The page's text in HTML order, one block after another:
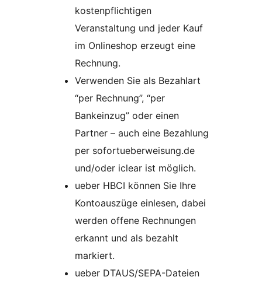
kostenpflichtigen
Veranstaltung und jeder Kauf
im Onlineshop erzeugt eine
Rechnung.
Verwenden Sie als Bezahlart
“per Rechnung”, “per
Bankeinzug” oder einen
Partner – auch eine Bezahlung
per sofortueberweisung.de
und/oder iclear ist möglich.
ueber HBCI können Sie Ihre
Kontoauszüge einlesen, dabei
werden offene Rechnungen
erkannt und als bezahlt
markiert.
ueber DTAUS/SEPA-Dateien